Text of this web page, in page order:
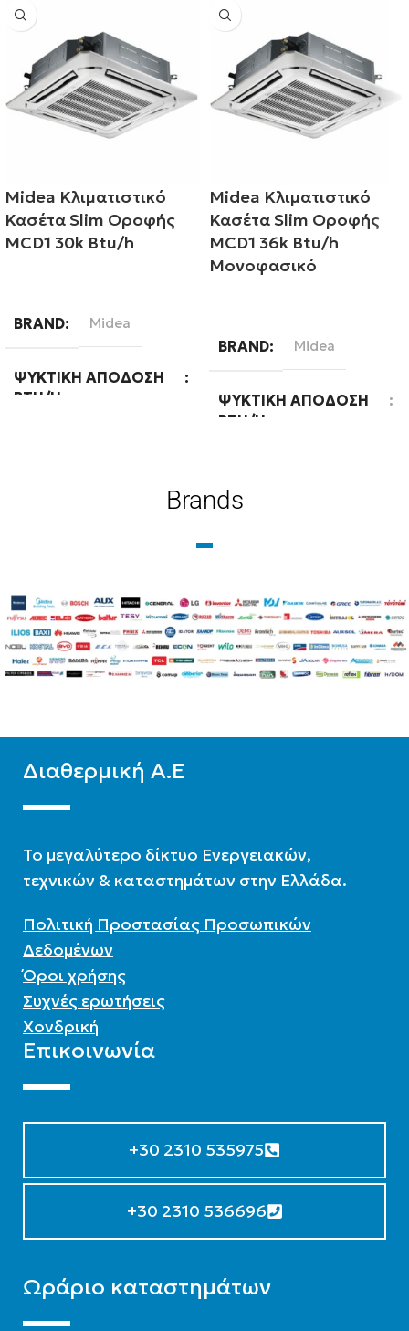
Midea Κλιματιστικό
Κασέτα Slim Οροφής
MCD1 30k Btu/h
BRAND Midea
ΨΥΚΤΙΚΉ ΑΠΌΔΟΣΗ
BTU/H
Midea Κλιματιστικό
Κασέτα Slim Οροφής
MCD1 36k Btu/h
Μονοφασικό
BRAND Midea
ΨΥΚΤΙΚΉ ΑΠΌΔΟΣΗ
BTU/H
Brands
Διαθερμική Α.Ε
To μεγαλύτερο δίκτυο Ενεργειακών,
τεχνικών & καταστημάτων στην Ελλάδα.
Πολιτική Προστασίας Προσωπικών
Δεδομένων
Όροι χρήσης
Συχνές ερωτήσεις
Χονδρική
Επικοινωνία
+30 2310 535975
+30 2310 536696
Ωράριο καταστημάτων